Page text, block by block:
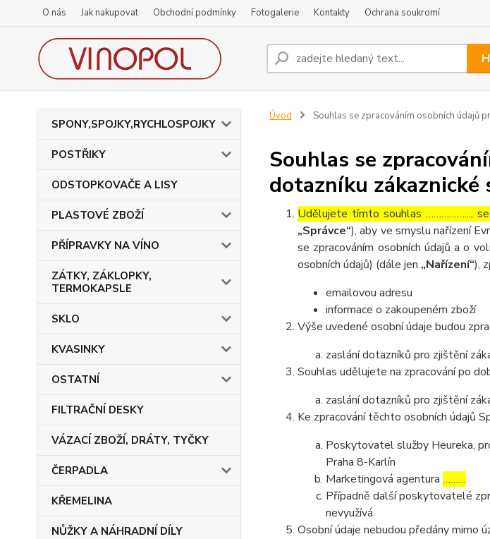
O nás Jak nakupovat Obchodní podmínky Fotogalerie Kontakty Ochrana soukromí
SPONY,SPOJKY,RYCHLOSPOJKY
POSTŘIKY
ODSTOPKOVAČE A LISY
PLASTOVÉ ZBOŽÍ
PŘÍPRAVKY NA VÍNO
ZÁTKY, ZÁKLOPKY,
TERMOKAPSLE
SKLO
KVASINKY
OSTATNÍ
FILTRAČNÍ DESKY
VÁZACÍ ZBOŽÍ, DRÁTY, TYČKY
ČERPADLA
KŘEMELINA
NŮŽKY A NÁHRADNÍ DÍLY
Úvod Souhlas se zpracováním osobních údajů
Souhlas se
dotazníku zákaznické
Udělujete tímto souhlas ……………...,
„Správce“), aby ve smyslu nařízení
se zpracováním osobních údajů a o
osobních údajů) (dále jen „Nařízení“),
emailovou adresu
informace o zakoupeném zboží
Výše uvedené osobní údaje budou
zaslání dotazníků pro zjištění
Souhlas udělujete na zpracování po
zaslání dotazníků pro zjištění
Ke zpracování těchto osobních údajů
Poskytovatel služby Heureka,
Praha 8-Karlín
Marketingová agentura ………
Případně další poskytovatelé
nevyužívá.
Osobní údaje nebudou předány mimo